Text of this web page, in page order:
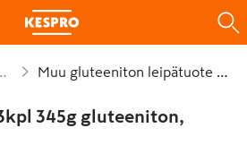
Muu gluteeniton leipätuote pakaste
345g gluteeniton,